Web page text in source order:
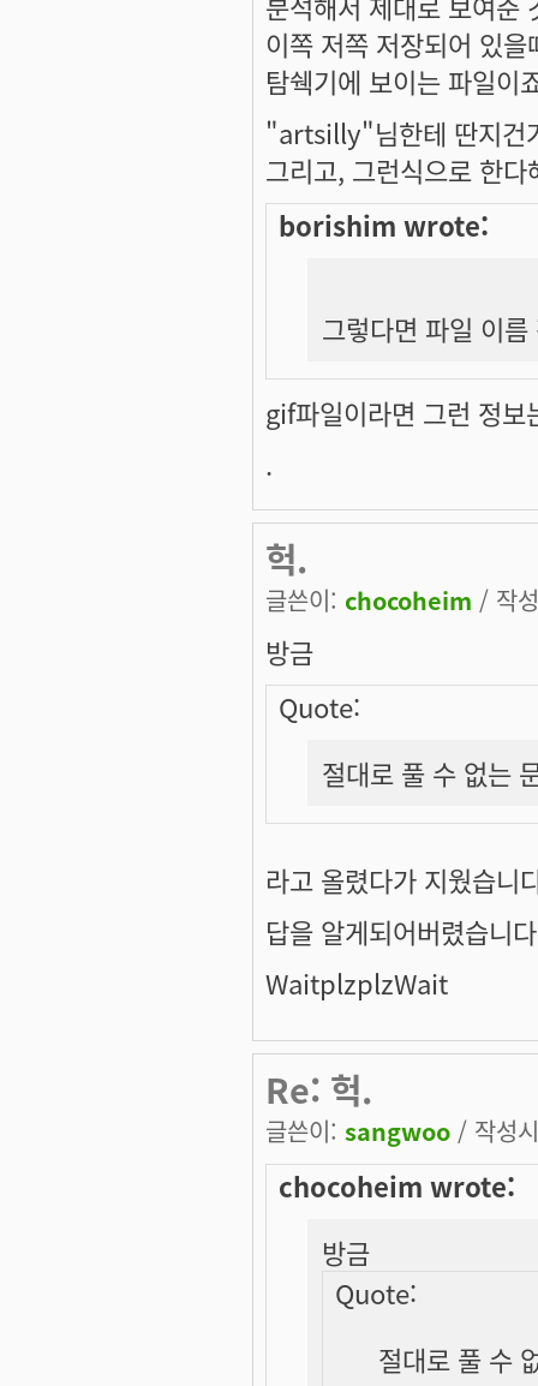
이쪽 저쪽 저장되어 있
탐쉑기에 보이는 파일
"artsilly"님한테 딴지건
그리고, 그런식으로 한
borishim wrote:
그렇다면 파일 이
gif파일이라면 그런 정보
.
헉.
글쓴이: chocoheim / 작
방금
Quote:
절대로 풀 수 없는
라고 올렸다가 지웠습니
답을 알게되어버렸습니
WaitplzplzWait
Re: 헉.
글쓴이: sangwoo / 작성
chocoheim wrote:
방금
Quote:
절대로 풀 수